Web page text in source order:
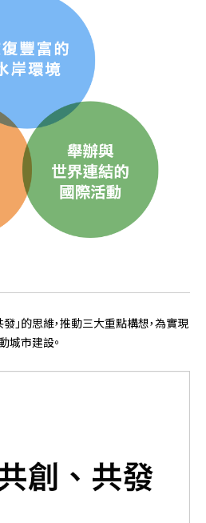
發」的思維，推動三大重點構想，為實現
城市建設。